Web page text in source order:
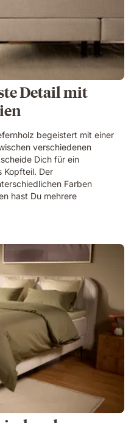
Detail mit
begeistert mit einer
verschiedenen
Dich für ein
Kopfteil. Der
Farben
hast Du mehrere